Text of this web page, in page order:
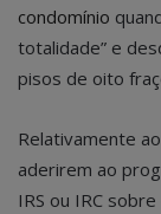
condomínio
totalidade” e
pisos de oito
Relativamente
aderirem ao
IRS ou IRC